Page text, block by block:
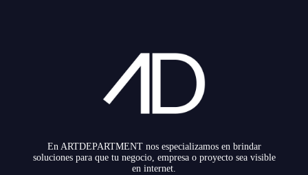
En ARTDEPARTMENT nos especializamos en brindar
soluciones para que tu negocio, empresa o proyecto sea visible
en internet.